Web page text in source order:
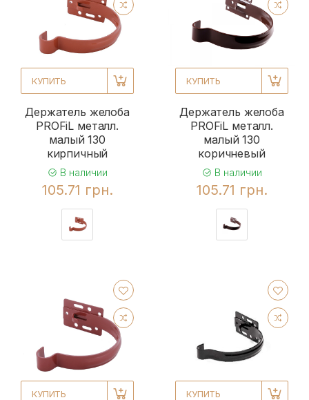
КУПИТЬ
Держатель желоба
PROFiL металл.
малый 130
кирпичный
В наличии
105.71 грн.
КУПИТЬ
Держатель желоба
PROFiL металл.
малый 130
коричневый
В наличии
105.71 грн.
КУПИТЬ КУПИТЬ